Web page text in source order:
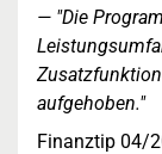
"Die
aufgehoben."
Finanztip 04/